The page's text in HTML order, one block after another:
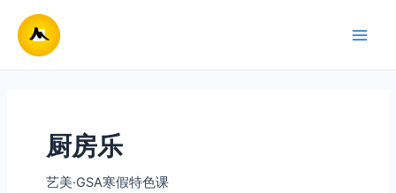
厨房乐
艺美·GSA寒假特色课